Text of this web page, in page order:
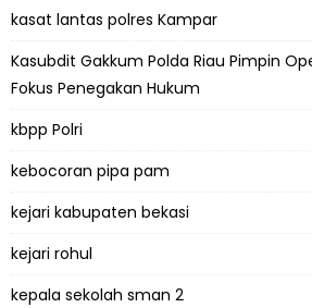
kasat lantas polres Kampar
Kasubdit Gakkum Polda Riau Pimpin
Fokus Penegakan Hukum
kbpp Polri
kebocoran pipa pam
kejari kabupaten bekasi
kejari rohul
kepala sekolah sman 2